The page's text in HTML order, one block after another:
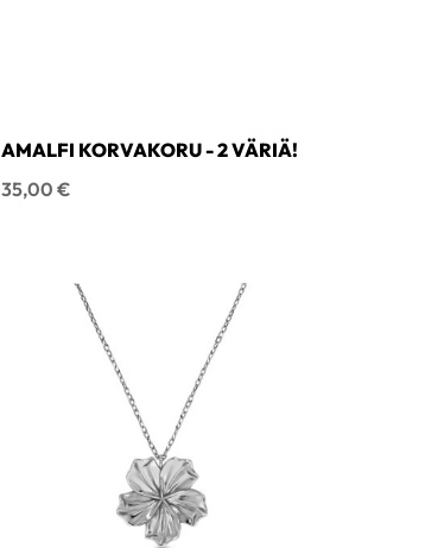
AMALFI KORVAKORU - 2 VÄRIÄ!
Hinta
35,00 €